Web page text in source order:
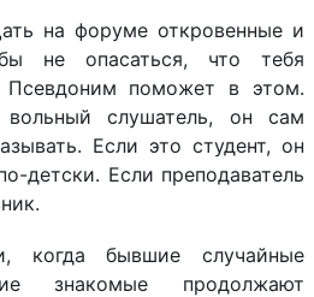
на форуме откровенные и
не опасаться, что тебя
Псевдоним поможет в этом.
слушатель, он сам
Если это студент, он
детски. Если преподаватель
когда бывшие случайные
знакомые продолжают